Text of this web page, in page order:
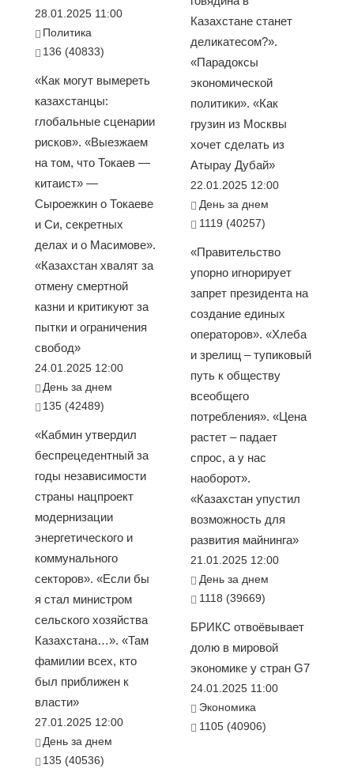
28.01.2025 11:00
Политика
136 (40833)
«Как могут вымереть
казахстанцы:
глобальные сценарии
рисков». «Выезжаем
на том, что Токаев —
китаист» —
Сыроежкин о Токаеве
и Си, секретных
делах и о Масимове».
«Казахстан хвалят за
отмену смертной
казни и критикуют за
пытки и ограничения
свобод»
24.01.2025 12:00
День за днем
135 (42489)
«Кабмин утвердил
беспрецедентный за
годы независимости
страны нацпроект
модернизации
энергетического и
коммунального
секторов». «Если бы
я стал министром
сельского хозяйства
Казахстана…». «Там
фамилии всех, кто
был приближен к
власти»
27.01.2025 12:00
День за днем
135 (40536)
Казахстане станет
деликатесом?».
«Парадоксы
экономической
политики». «Как
грузин из Москвы
хочет сделать из
Атырау Дубай»
22.01.2025 12:00
День за днем
1119 (40257)
«Правительство
упорно игнорирует
запрет президента на
создание единых
операторов». «Хлеба
и зрелищ – тупиковый
путь к обществу
всеобщего
потребления». «Цена
растет – падает
спрос, а у нас
наоборот».
«Казахстан упустил
возможность для
развития майнинга»
21.01.2025 12:00
День за днем
1118 (39669)
БРИКС отвоёвывает
долю в мировой
экономике у стран G7
24.01.2025 11:00
Экономика
1105 (40906)